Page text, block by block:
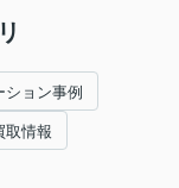
ション事例
取情報